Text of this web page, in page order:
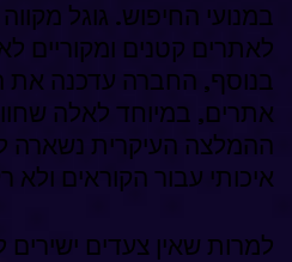
במנועי החיפוש. גוגל
לאתרים קטנים ומקוריים
בנוסף, החברה עדכנה את
אתרים, במיוחד לאלה שחוו
ההמלצה העיקרית נשארה
איכותי עבור הקוראים ולא
למרות שאין צעדים